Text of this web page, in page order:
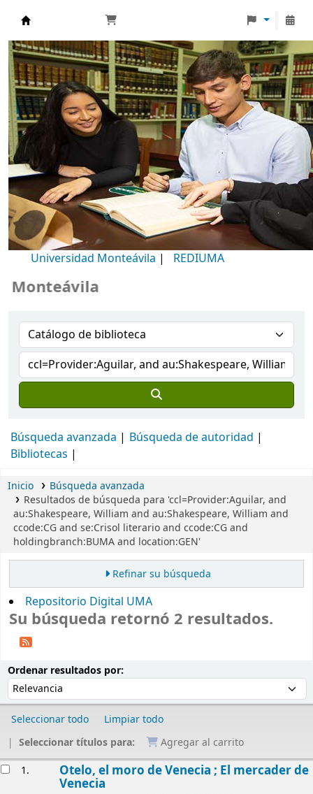
Biblioteca Universidad Monteávila
Universidad Monteávila | REDIUMA
Búsqueda avanzada
Búsqueda de autoridad
Bibliotecas
Inicio
Búsqueda avanzada
Resultados de búsqueda para 'ccl=Provider:Aguilar, and
au:Shakespeare, William and au:Shakespeare, William and
ccode:CG and se:Crisol literario and ccode:CG and
holdingbranch:BUMA and location:GEN'
Refinar su búsqueda
Repositorio Digital UMA
Su búsqueda retornó 2 resultados.
Ordenar resultados por:
Seleccionar todo
Limpiar todo
Seleccionar títulos para:
Agregar al carrito
1. Otelo, el moro de Venecia ; El mercader de
Venecia